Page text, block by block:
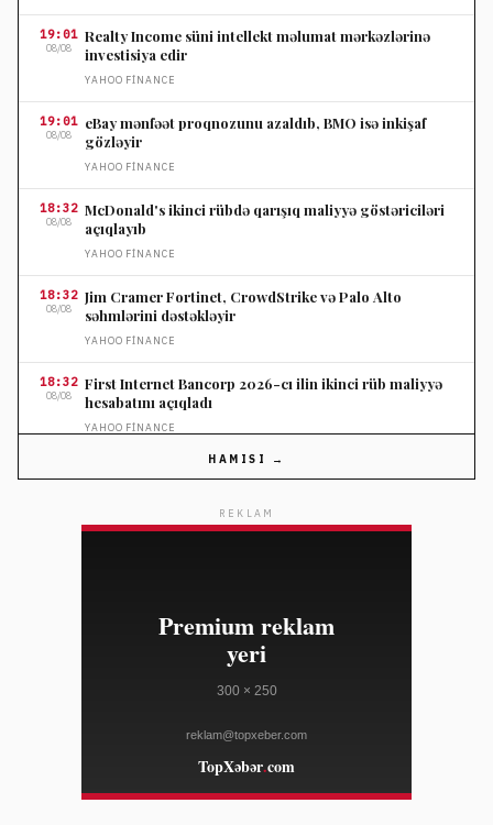
19:01
08/08
Realty Income süni intellekt məlumat mərkəzlərinə
investisiya edir
YAHOO FINANCE
19:01
08/08
eBay mənfəət proqnozunu azaldıb, BMO isə inkişaf
gözləyir
YAHOO FINANCE
18:32
08/08
McDonald's ikinci rübdə qarışıq maliyyə göstəriciləri
açıqlayıb
YAHOO FINANCE
18:32
08/08
Jim Cramer Fortinet, CrowdStrike və Palo Alto
səhmlərini dəstəkləyir
YAHOO FINANCE
18:32
08/08
First Internet Bancorp 2026-cı ilin ikinci rüb maliyyə
hesabatını açıqladı
YAHOO FINANCE
08/08
İran Hörmüz Boğazı üzrə Omanla razılaşmanı
Pauline Ferrand-Prévot qadınlar arasında Tour de
HAMISI →
REKLAM